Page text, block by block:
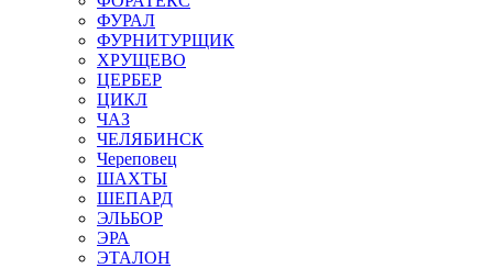
ФУРАЛ
ФУРНИТУРЩИК
ХРУЩЕВО
ЦЕРБЕР
ЦИКЛ
ЧАЗ
ЧЕЛЯБИНСК
Череповец
ШАХТЫ
ШЕПАРД
ЭЛЬБОР
ЭРА
ЭТАЛОН